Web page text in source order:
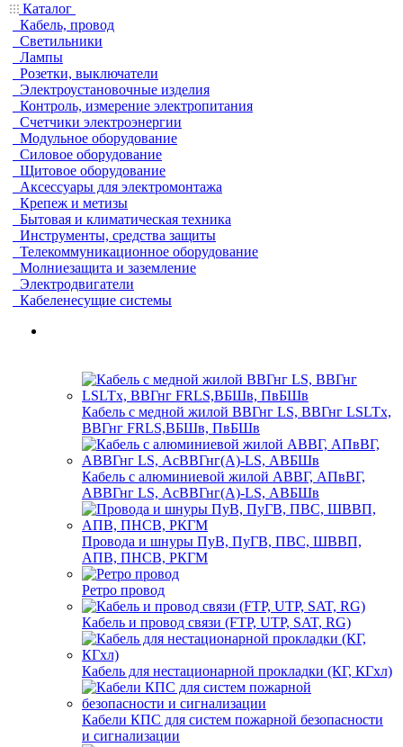
Каталог
Кабель, провод
Светильники
Лампы
Розетки, выключатели
Электроустановочные изделия
Контроль, измерение электропитания
Счетчики электроэнергии
Модульное оборудование
Силовое оборудование
Щитовое оборудование
Аксессуары для электромонтажа
Крепеж и метизы
Бытовая и климатическая техника
Инструменты, средства защиты
Телекоммуникационное оборудование
Молниезащита и заземление
Электродвигатели
Кабеленесущие системы
Кабель с медной жилой ВВГнг LS, ВВГнг LSLTx,
ВВГнг FRLS,ВБШв, ПвБШв
Кабель с алюминиевой жилой АВВГ, АПвВГ,
АВВГнг LS, АсВВГнг(А)-LS, АВБШв
Провода и шнуры ПуВ, ПуГВ, ПВС, ШВВП,
АПВ, ПНСВ, РКГМ
Ретро провод
Кабель и провод связи (FTP, UTP, SAT, RG)
Кабель для нестационарной прокладки (КГ, КГхл)
Кабели КПС для систем пожарной безопасности
и сигнализации